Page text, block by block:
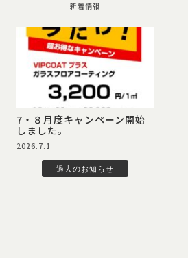
新着情報
7・８月度キャンペーン開始
しました。
2026.7.1
過去のお知らせ